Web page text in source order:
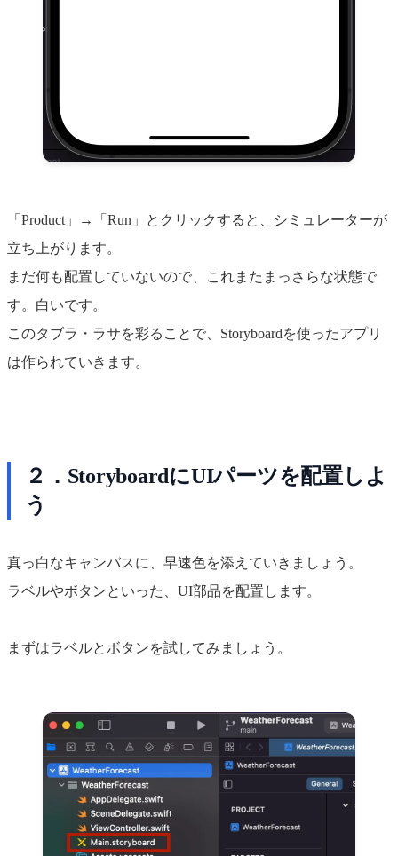
「Product」→「Run」とクリックすると、シミュレーターが
立ち上がります。
まだ何も配置していないので、これまたまっさらな状態で
す。白いです。
このタブラ・ラサを彩ることで、Storyboardを使ったアプリ
は作られていきます。
２．StoryboardにUIパーツを配置しよ
う
真っ白なキャンバスに、早速色を添えていきましょう。
ラベルやボタンといった、UI部品を配置します。
まずはラベルとボタンを試してみましょう。